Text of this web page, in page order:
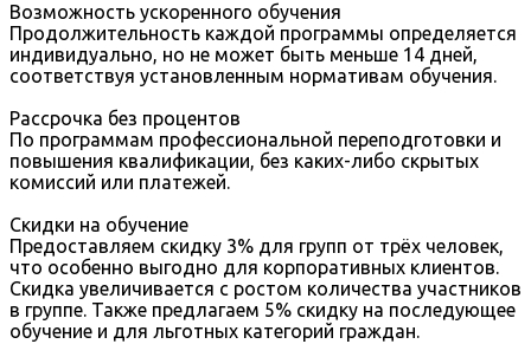
Возможность ускоренного обучения
Продолжительность каждой программы определяется
индивидуально, но не может быть меньше 14 дней,
соответствуя установленным нормативам обучения.
Рассрочка без процентов
По программам профессиональной переподготовки и
повышения квалификации, без каких-либо скрытых
комиссий или платежей.
Скидки на обучение
Предоставляем скидку 3% для групп от трёх человек,
что особенно выгодно для корпоративных клиентов.
Скидка увеличивается с ростом количества участников
в группе. Также предлагаем 5% скидку на последующее
обучение и для льготных категорий граждан.